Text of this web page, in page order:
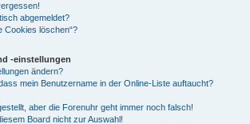
abgemeldet?
Cookies löschen“?
-einstellungen
ändern?
mein Benutzername in der Online-Liste auftaucht?
aber die Forenuhr geht immer noch falsch!
Board nicht zur Auswahl!